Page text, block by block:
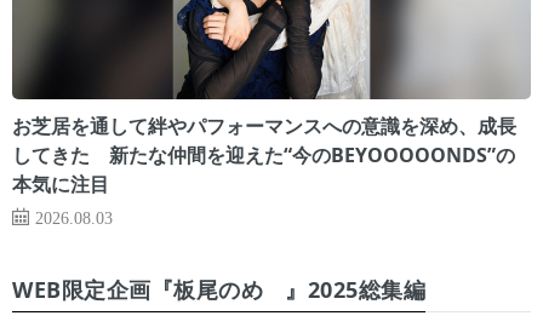
お芝居を通して絆やパフォーマンスへの意識を深め、成長
してきた 新たな仲間を迎えた“今のBEYOOOOONDS”の
本気に注目
2026.08.03
WEB限定企画『板尾のめ゙』2025総集編